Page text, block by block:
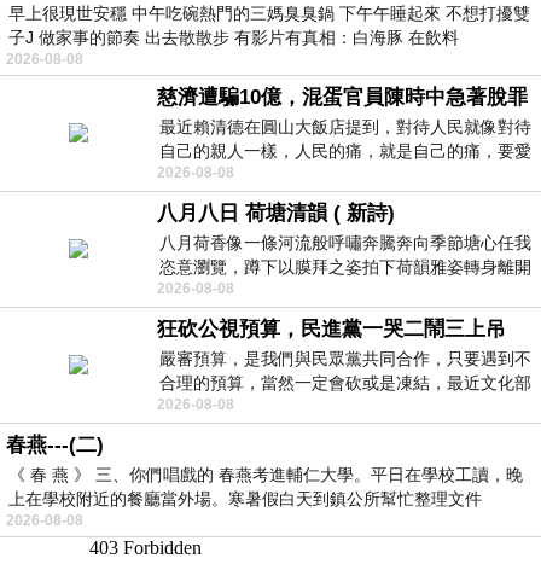
早上很現世安穩 中午吃碗熱門的三媽臭臭鍋 下午午睡起來 不想打擾雙
子J 做家事的節奏 出去散散步 有影片有真相：白海豚 在飲料
2026-08-08
慈濟遭騙10億，混蛋官員陳時中急著脫罪
最近賴清德在圓山大飯店提到，對待人民就像對待
自己的親人一樣，人民的痛，就是自己的痛，要愛
民如親，說的這麼好聽，實際上根本沒做
2026-08-08
八月八日 荷塘清韻 ( 新詩)
八月荷香像一條河流般呼嘯奔騰奔向季節塘心任我
恣意瀏覽，蹲下以膜拜之姿拍下荷韻雅姿轉身離開
時我把美麗的遐想掛在亭亭葉柄上盼望
2026-08-08
狂砍公視預算，民進黨一哭二鬧三上吊
嚴審預算，是我們與民眾黨共同合作，只要遇到不
合理的預算，當然一定會砍或是凍結，最近文化部
要編列公視和Taiwan plus預算，在110年
2026-08-08
春燕---(二)
《 春 燕 》 三、你們唱戲的 春燕考進輔仁大學。平日在學校工讀，晚
上在學校附近的餐廳當外場。寒暑假白天到鎮公所幫忙整理文件
2026-08-08